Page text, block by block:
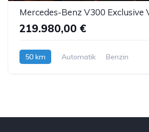
219.980,00 €
50 km Automatik Benzin